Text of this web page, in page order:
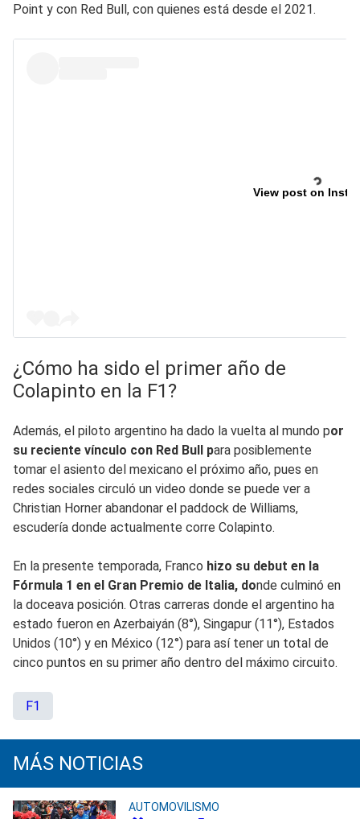
Point y con Red Bull, con quienes está desde el 2021.
View post on
¿Cómo ha sido el primer año de
Colapinto en la F1?
Además, el piloto argentino ha dado la vuelta al mundo por
su reciente vínculo con Red Bull para posiblemente
tomar el asiento del mexicano el próximo año, pues en
redes sociales circuló un video donde se puede ver a
Christian Horner abandonar el paddock de Williams,
escudería donde actualmente corre Colapinto.
En la presente temporada, Franco hizo su debut en la
Fórmula 1 en el Gran Premio de Italia, donde culminó en
la doceava posición. Otras carreras donde el argentino ha
estado fueron en Azerbaiyán (8°), Singapur (11°), Estados
Unidos (10°) y en México (12°) para así tener un total de
cinco puntos en su primer año dentro del máximo circuito.
F1
MÁS NOTICIAS
AUTOMOVILISMO